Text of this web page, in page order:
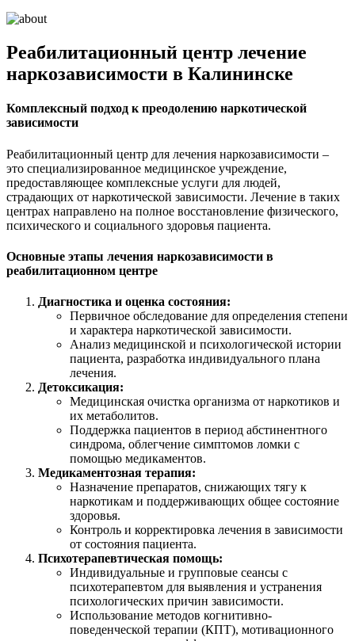
Реабилитационный центр лечение
наркозависимости в Калининске
Комплексный подход к преодолению наркотической
зависимости
Реабилитационный центр для лечения наркозависимости –
это специализированное медицинское учреждение,
предоставляющее комплексные услуги для людей,
страдающих от наркотической зависимости. Лечение в таких
центрах направлено на полное восстановление физического,
психического и социального здоровья пациента.
Основные этапы лечения наркозависимости в
реабилитационном центре
Диагностика и оценка состояния:
Первичное обследование для определения степени
и характера наркотической зависимости.
Анализ медицинской и психологической истории
пациента, разработка индивидуального плана
лечения.
Детоксикация:
Медицинская очистка организма от наркотиков и
их метаболитов.
Поддержка пациентов в период абстинентного
синдрома, облегчение симптомов ломки с
помощью медикаментов.
Медикаментозная терапия:
Назначение препаратов, снижающих тягу к
наркотикам и поддерживающих общее состояние
здоровья.
Контроль и корректировка лечения в зависимости
от состояния пациента.
Психотерапевтическая помощь:
Индивидуальные и групповые сеансы с
психотерапевтом для выявления и устранения
психологических причин зависимости.
Использование методов когнитивно-
поведенческой терапии (КПТ), мотивационного